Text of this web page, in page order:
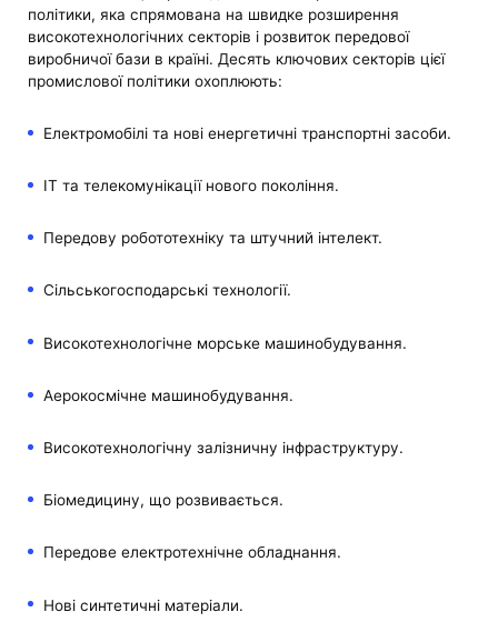
політики, яка спрямована на швидке розширення
високотехнологічних секторів і розвиток передової
виробничої бази в країні. Десять ключових секторів цієї
промислової політики охоплюють:
Електромобілі та нові енергетичні транспортні засоби.
ІТ та телекомунікації нового покоління.
Передову робототехніку та штучний інтелект.
Сільськогосподарські технології.
Високотехнологічне морське машинобудування.
Аерокосмічне машинобудування.
Високотехнологічну залізничну інфраструктуру.
Біомедицину, що розвивається.
Передове електротехнічне обладнання.
Нові синтетичні матеріали.